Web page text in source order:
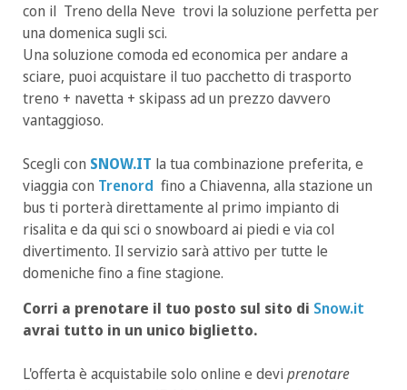
con il Treno della Neve trovi la soluzione perfetta per
una domenica sugli sci.
Una soluzione comoda ed economica per andare a
sciare, puoi acquistare il tuo pacchetto di trasporto
treno + navetta + skipass ad un prezzo davvero
vantaggioso.
Scegli con SNOW.IT la tua combinazione preferita, e
viaggia con Trenord fino a Chiavenna, alla stazione un
bus ti porterà direttamente al primo impianto di
risalita e da qui sci o snowboard ai piedi e via col
divertimento. Il servizio sarà attivo per tutte le
domeniche fino a fine stagione.
Corri a prenotare il tuo posto sul sito di Snow.it
avrai tutto in un unico biglietto.
L'offerta è acquistabile solo online e devi prenotare